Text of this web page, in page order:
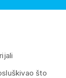
što